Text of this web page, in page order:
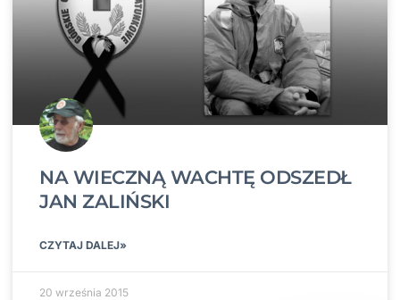
NA WIECZNĄ WACHTĘ ODSZEDŁ
JAN ZALIŃSKI
CZYTAJ DALEJ»
20 września 2015